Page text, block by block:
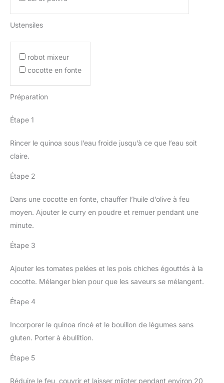
Ustensiles
robot mixeur
cocotte en fonte
Préparation
Étape 1
Rincer le quinoa sous l’eau froide jusqu’à ce que l’eau soit
claire.
Étape 2
Dans une cocotte en fonte, chauffer l’huile d’olive à feu
moyen. Ajouter le curry en poudre et remuer pendant une
minute.
Étape 3
Ajouter les tomates pelées et les pois chiches égouttés à la
cocotte. Mélanger bien pour que les saveurs se mélangent.
Étape 4
Incorporer le quinoa rincé et le bouillon de légumes sans
gluten. Porter à ébullition.
Étape 5
Réduire le feu, couvrir et laisser mijoter pendant environ 20